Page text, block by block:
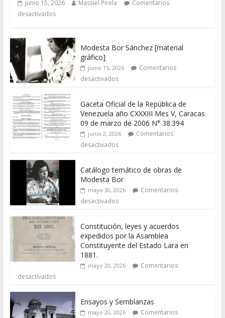
junio 15, 2026 Massiel Pirela
Comentarios
desactivados
Modesta Bor Sánchez [material
gráfico]
junio 15, 2026
Comentarios
desactivados
Gaceta Oficial de la República de
Venezuela año CXXXIII Mes V, Caracas
09 de marzo de 2006 N° 38.394
junio 2, 2026
Comentarios
desactivados
Catálogo temático de obras de
Modesta Bor
mayo 30, 2026
Comentarios
desactivados
Constitución, leyes y acuerdos
expedidos por la Asamblea
Constituyente del Estado Lara en
1881.
mayo 20, 2026
Comentarios
desactivados
Ensayos y Semblanzas
mayo 20, 2026
Comentarios